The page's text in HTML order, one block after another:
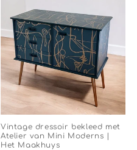
Vintage dressoir bekleed met
Atelier van Mini Moderns |
Het Maakhuys